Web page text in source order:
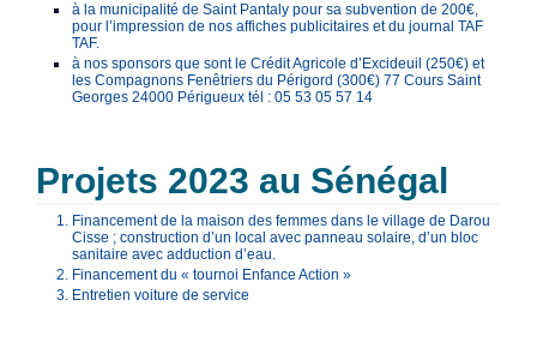
à la municipalité de Saint Pantaly pour sa subvention de 200€,
pour l’impression de nos affiches publicitaires et du journal TAF
TAF.
à nos sponsors que sont le Crédit Agricole d’Excideuil (250€) et
les Compagnons Fenêtriers du Périgord (300€) 77 Cours Saint
Georges 24000 Périgueux tél : 05 53 05 57 14
Projets 2023 au Sénégal
Financement de la maison des femmes dans le village de Darou
Cisse ; construction d’un local avec panneau solaire, d’un bloc
sanitaire avec adduction d’eau.
Financement du « tournoi Enfance Action »
Entretien voiture de service